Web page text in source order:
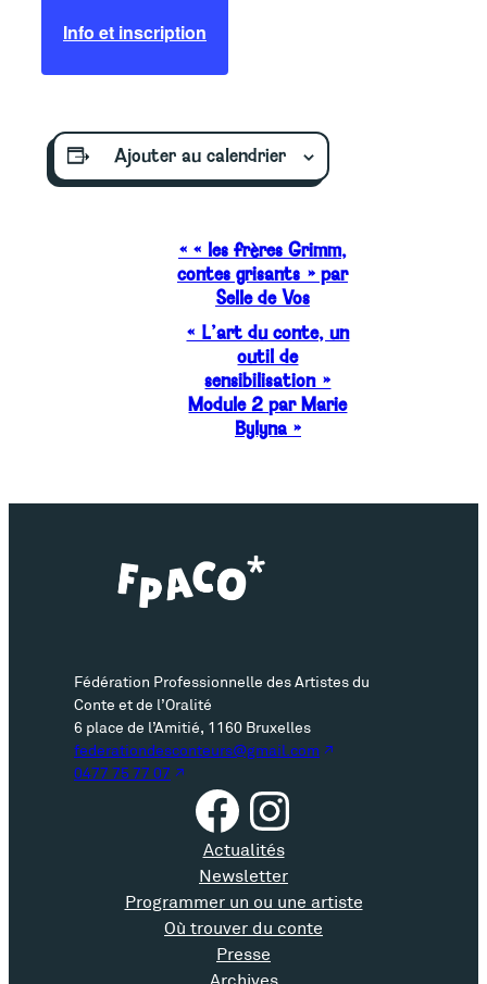
Info et inscription
Ajouter au calendrier
Évènement
«« les frères Grimm,
contes grisants » par
Selle de Vos
« L’art du conte, un
outil de
sensibilisation »
Module 2 par Marie
Bylyna »
Fédération Professionnelle des Artistes du
Conte et de l’Oralité
6 place de l’Amitié, 1160 Bruxelles
federationdesconteurs@gmail.com
0477 75 77 07
Facebook Instagram
Actualités
Newsletter
Programmer un ou une artiste
Où trouver du conte
Presse